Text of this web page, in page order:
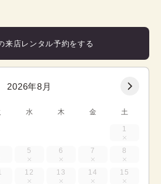
来店レンタル予約をする
2026年8月
水 木 金 土
1
5 6 7 8
12 13 14 15